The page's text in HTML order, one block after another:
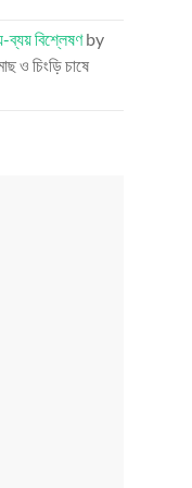
ব্যয় বিশ্লেষণby
ও চিংড়ি চাষে